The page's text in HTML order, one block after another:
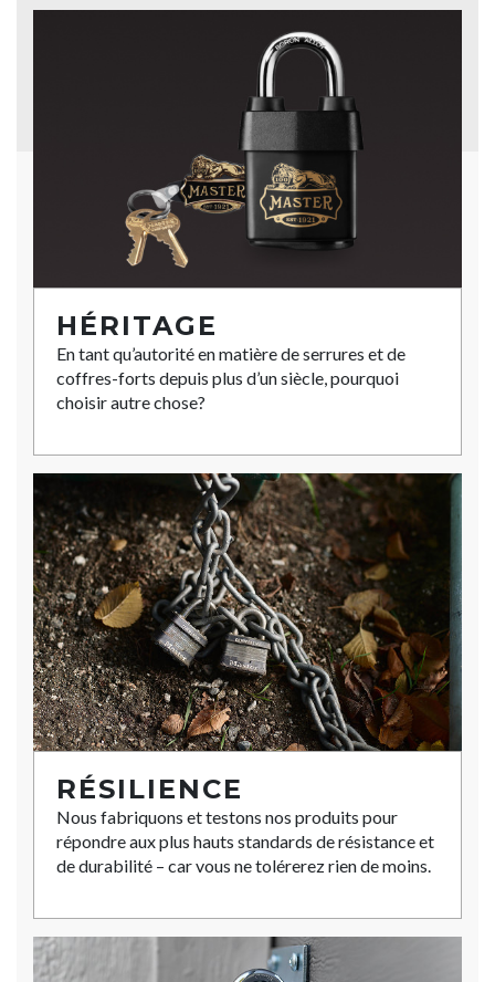
HÉRITAGE
En tant qu’autorité en matière de serrures et de
coffres-forts depuis plus d’un siècle, pourquoi
choisir autre chose?
RÉSILIENCE
Nous fabriquons et testons nos produits pour
répondre aux plus hauts standards de résistance et
de durabilité – car vous ne tolérerez rien de moins.